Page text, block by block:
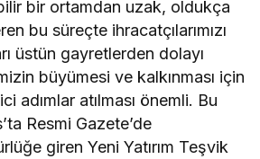
bir ortamdan uzak, oldukça
bu süreçte ihracatçılarımızı
üstün gayretlerden dolayı
büyümesi ve kalkınması için
adımlar atılması önemli. Bu
Resmi Gazete’de
giren Yeni Yatırım Teşvik